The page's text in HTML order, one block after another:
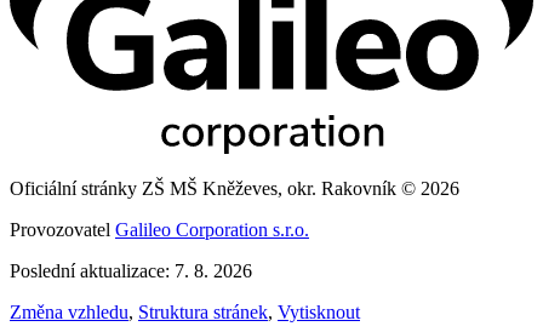
Oficiální stránky ZŠ MŠ Kněževes, okr. Rakovník © 2026
Provozovatel Galileo Corporation s.r.o.
Poslední aktualizace: 7. 8. 2026
Změna vzhledu, Struktura stránek, Vytisknout